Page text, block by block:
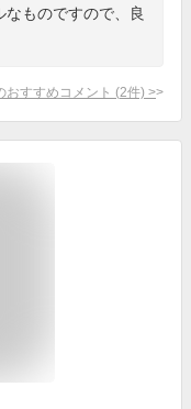
なものですので、良
おすすめコメント (2件) >